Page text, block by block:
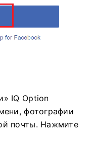
IQ Option
фотографии
почты. Нажмите